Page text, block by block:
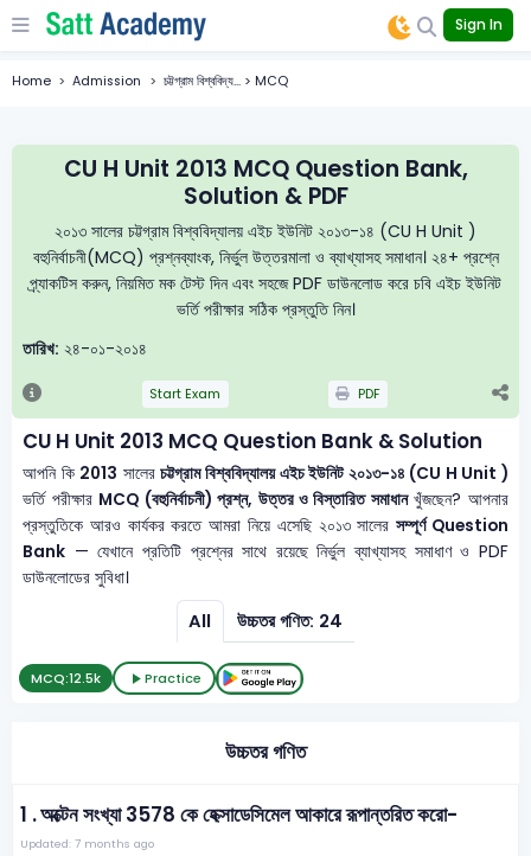
Sign In
Home Admission চট্টগ্রাম বিশ্ববিদ্য... > MCQ
CU H Unit 2013 MCQ Question Bank,
Solution & PDF
২০১৩ সালের চট্টগ্রাম বিশ্ববিদ্যালয় এইচ ইউনিট ২০১৩-১৪ (CU H Unit )
বহুনির্বাচনী(MCQ) প্রশ্নব্যাংক, নির্ভুল উত্তরমালা ও ব্যাখ্যাসহ সমাধান। ২৪+ প্রশ্নে
প্র্যাকটিস করুন, নিয়মিত মক টেস্ট দিন এবং সহজে PDF ডাউনলোড করে চবি এইচ ইউনিট
ভর্তি পরীক্ষার সঠিক প্রস্তুতি নিন।
তারিখ: ২৪-০১-২০১৪
Start Exam PDF
CU H Unit 2013 MCQ Question Bank & Solution
আপনি কি 2013 সালেরচট্টগ্রাম বিশ্ববিদ্যালয় এইচ ইউনিট ২০১৩-১৪ (CU H Unit )
ভর্তি পরীক্ষার MCQ (বহুনির্বাচনী) প্রশ্ন, উত্তর ও বিস্তারিত সমাধানখুঁজছেন? আপনার
প্রস্তুতিকে আরও কার্যকর করতে আমরা নিয়ে এসেছি ২০১৩ সালেরসম্পূর্ণ Question
Bank — যেখানে প্রতিটি প্রশ্নের সাথে রয়েছে নির্ভুল ব্যাখ্যাসহ সমাধাণ ও PDF
ডাউনলোডের সুবিধা।
All উচ্চতর গণিত: 24
MCQ:12.5k Practice
উচ্চতর গণিত
1 .অক্টেন সংখ্যা 3578 কে হেক্সাডেসিমেল আকারে রূপান্তরিত করো-
Updated: 7 months ago